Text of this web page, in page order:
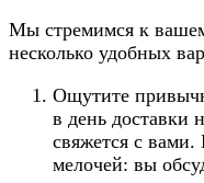
Мы стремимся к
несколько удобных
Ощутите
в день доставки
свяжется с вами.
мелочей: вы